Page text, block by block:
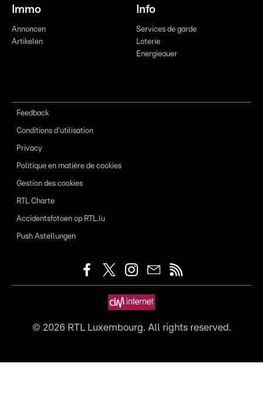
Immo
Annoncen
Artikelen
Info
Services de garde
Loterie
Energieauer
Feedback
Conditions d'utilisation
Privacy
Politique en matière de cookies
Gestion des cookies
RTL Charte
Accidentsfotoen op RTL.lu
Push Astellungen
© 2026RTL Luxembourg. All rights reserved.